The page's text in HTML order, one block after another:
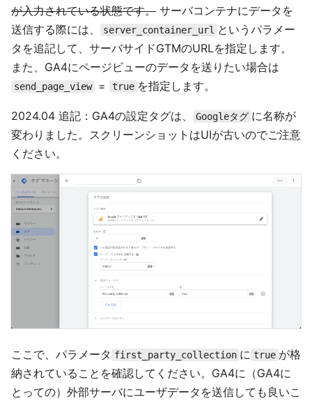
が入力されている状態です。 サーバコンテナにデータを
送信する際には、
server_container_url というパラメー
タを追記して、サーバサイドGTMのURLを指定します。
また、GA4にページビューのデータを送りたい場合は
send_page_view = true を指定します。
2024.04 追記：GA4の設定タグは、 Googleタグ に名称が
変わりました。スクリーンショットはUIが古いのでご注意
ください。
ここで、パラメータ first_party_collection に true が格
納されていることを確認してください。GA4に（GA4に
とっての）外部サーバにユーザデータを送信しても良いこ